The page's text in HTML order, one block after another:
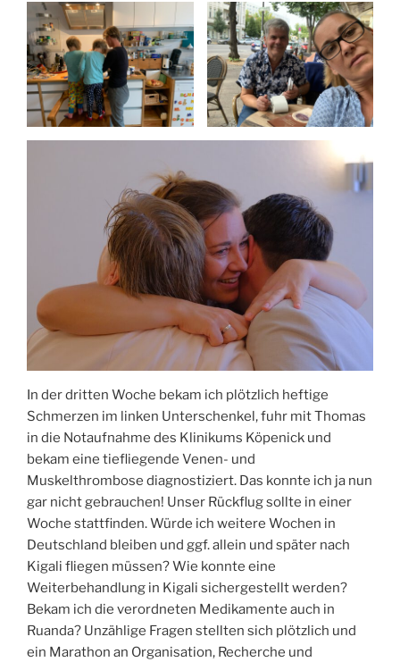
In der dritten Woche bekam ich plötzlich heftige
Schmerzen im linken Unterschenkel, fuhr mit Thomas
in die Notaufnahme des Klinikums Köpenick und
bekam eine tiefliegende Venen- und
Muskelthrombose diagnostiziert. Das konnte ich ja nun
gar nicht gebrauchen! Unser Rückflug sollte in einer
Woche stattfinden. Würde ich weitere Wochen in
Deutschland bleiben und ggf. allein und später nach
Kigali fliegen müssen? Wie konnte eine
Weiterbehandlung in Kigali sichergestellt werden?
Bekam ich die verordneten Medikamente auch in
Ruanda? Unzählige Fragen stellten sich plötzlich und
ein Marathon an Organisation, Recherche und